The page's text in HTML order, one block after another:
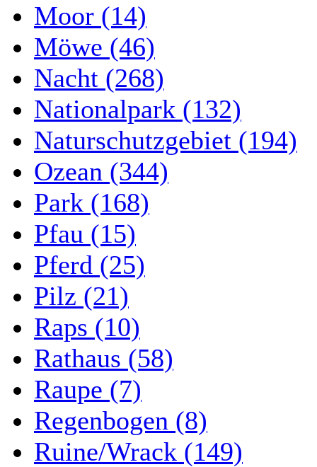
Moor (14)
Möwe (46)
Nacht (268)
Nationalpark (132)
Naturschutzgebiet (194)
Ozean (344)
Park (168)
Pfau (15)
Pferd (25)
Pilz (21)
Raps (10)
Rathaus (58)
Raupe (7)
Regenbogen (8)
Ruine/Wrack (149)